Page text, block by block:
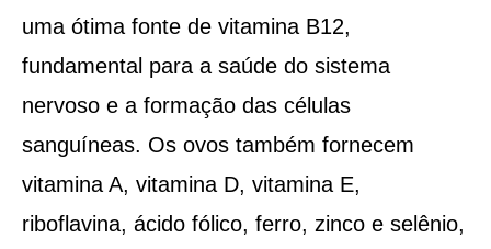
uma ótima fonte de vitamina B12,
fundamental para a saúde do sistema
nervoso e a formação das células
sanguíneas. Os ovos também fornecem
vitamina A, vitamina D, vitamina E,
riboflavina, ácido fólico, ferro, zinco e selênio,